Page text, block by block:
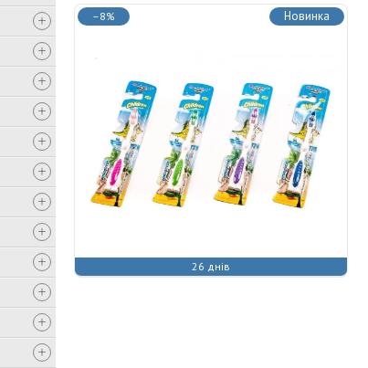
Новинка
–8%
26 днів